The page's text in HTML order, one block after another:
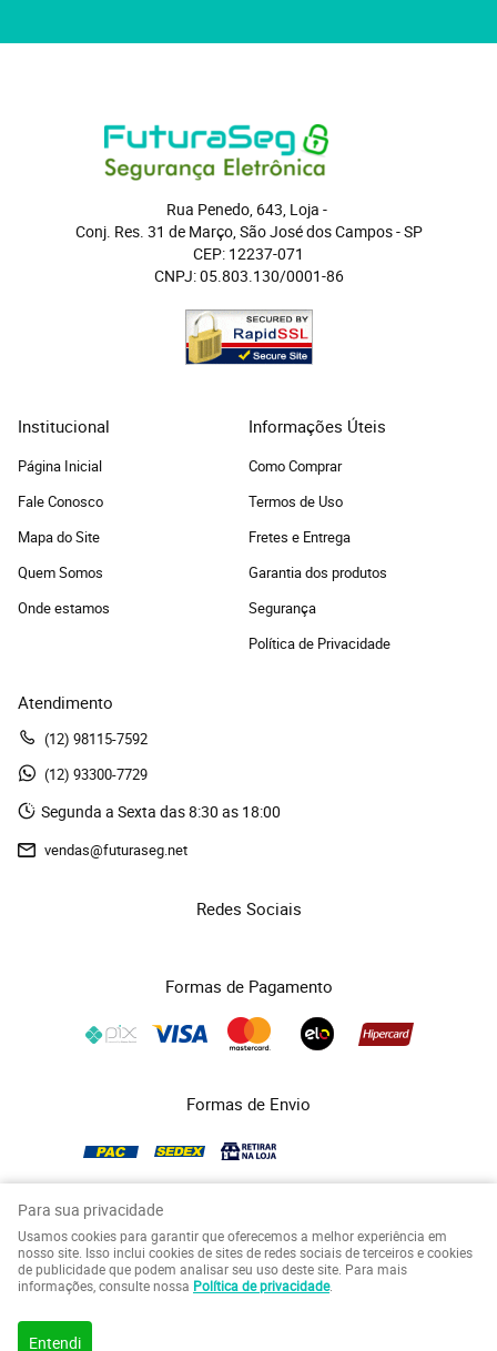
Rua Penedo, 643, Loja -
Conj. Res. 31 de Março, São José dos Campos - SP
CEP: 12237-071
CNPJ: 05.803.130/0001-86
Institucional
Página Inicial
Fale Conosco
Mapa do Site
Quem Somos
Onde estamos
Informações Úteis
Como Comprar
Termos de Uso
Fretes e Entrega
Garantia dos produtos
Segurança
Política de Privacidade
Atendimento
(12) 98115-7592
(12) 93300-7729
Segunda a Sexta das 8:30 as 18:00
vendas@futuraseg.net
Redes Sociais
Formas de Pagamento
Formas de Envio
COPYRIGHT FUTURASEG - 2026 - TODOS OS DIREITOS RESERVADOS.
LOJA VIRTUAL CRIADA POR
Para sua privacidade
Usamos cookies para garantir que oferecemos a melhor experiência em
nosso site. Isso inclui cookies de sites de redes sociais de terceiros e cookies
de publicidade que podem analisar seu uso deste site. Para mais
informações, consulte nossa Política de privacidade.
Entendi